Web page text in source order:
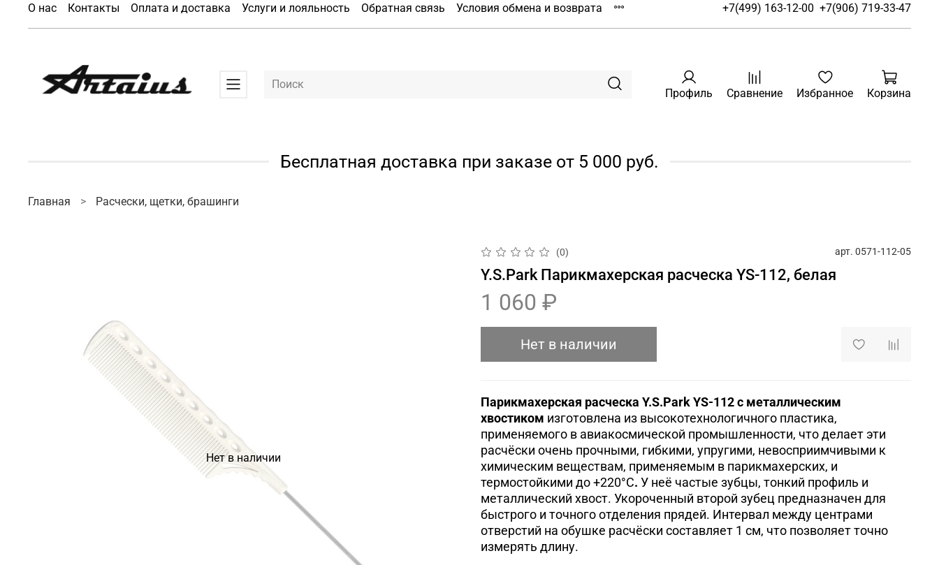
О нас Контакты Оплата и доставка Услуги и лояльность Обратная связь Условия обмена и возврата +7(499) 163-12-00 +7(906) 719-33-47
Профиль Сравнение Избранное Корзина
Бесплатная доставка при заказе от 5 000 руб.
Главная Расчески, щетки, брашинги
Нет в наличии
(0) арт. 0571-112-05
Y.S.Park Парикмахерская расческа YS-112, белая
1 060 ₽
Нет в наличии
Парикмахерская расческа Y.S.Park YS-112 с металлическим
хвостиком изготовлена из высокотехнологичного пластика,
применяемого в авиакосмической промышленности, что делает эти
расчёски очень прочными, гибкими, упругими, невосприимчивыми к
химическим веществам, применяемым в парикмахерских, и
термостойкими до +220°С. У неё частые зубцы, тонкий профиль и
металлический хвост. Укороченный второй зубец предназначен для
быстрого и точного отделения прядей. Интервал между центрами
отверстий на обушке расчёски составляет 1 см, что позволяет точно
измерять длину.